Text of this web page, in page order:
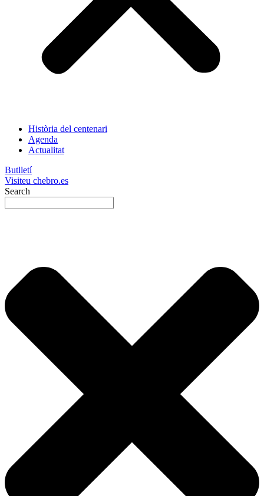
Història del centenari
Agenda
Actualitat
Butlletí
Visiteu chebro.es
Search